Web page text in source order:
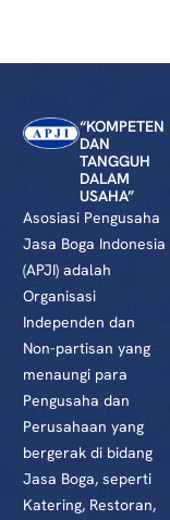
“KOMPETEN
DAN
TANGGUH
DALAM
USAHA”
Asosiasi Pengusaha
Jasa Boga Indonesia
(APJI) adalah
Organisasi
Independen dan
Non-partisan yang
menaungi para
Pengusaha dan
Perusahaan yang
bergerak di bidang
Jasa Boga, seperti
Katering, Restoran,